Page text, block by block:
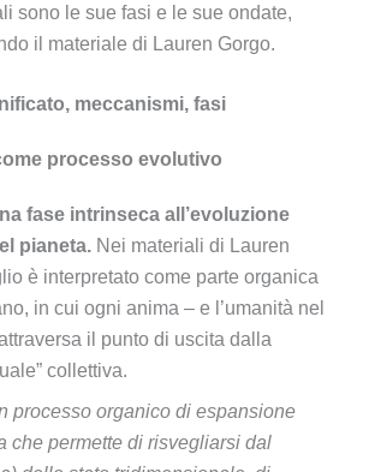
sono le sue fasi e le sue ondate,
il materiale di Lauren Gorgo.
meccanismi, fasi
processo evolutivo
fase intrinseca all’evoluzione
pianeta. Nei materiali di Lauren
è interpretato come parte organica
in cui ogni anima – e l’umanità nel
il punto di uscita dalla
collettiva.
processo organico di espansione
che permette di risvegliarsi dal